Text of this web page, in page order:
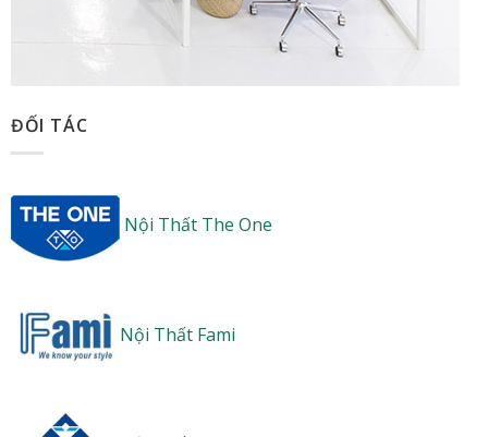
ĐỐI TÁC
Nội Thất The One
Nội Thất Fami